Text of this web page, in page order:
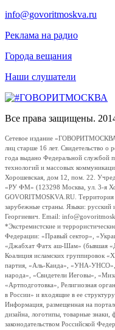
info@govoritmoskva.ru
Реклама на радио
Города вещания
Наши слушатели
Все права защищены.
Сетевое издание
лиц старше 16 лет. Свидетельство
года выдано Федеральной службой
технологий и массовых
Хорошевская, дом 12, пом. 22.
«РУ ФМ» (123298 Москва, ул. 3-я
GOVORITMOSKVA.RU. Территория
зарубежные страны. Языки: русский
Георгиевич. Email:
*Экстремистские и
Федерации: «Правый сектор»,
«Джабхат Фатх аш-Шам» (бывшая
Коалиция исламских группировок
партия, «Аль-Каида», «УНА-УНСО»,
народа», «Свидетели Иеговы»,
«Артподготовка», Религиозная
в России» и входящие в ее
Информация, размещенная на
дизайна, логотипы, товарные
законодательством Российской